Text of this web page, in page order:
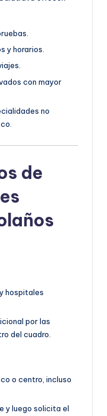
y horarios.
con mayor
no
de
hospitales
por las
del cuadro.
o centro, incluso
y luego solicita el